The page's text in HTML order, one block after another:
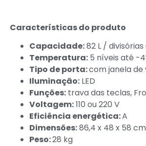
Características do produto
Capacidade:82 L /
Temperatura: 5 níveis até -
Tipo de porta:com janela de
Iluminação: LED
Funções: trava das teclas,
Voltagem:110 ou 220 V
Eficiência energética:A
Dimensões:86,4 x 48 x 58
Peso:28 kg